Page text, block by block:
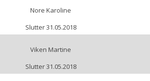
Nore Karoline
Slutter 31.05.2018
Viken Martine
Slutter 31.05.2018